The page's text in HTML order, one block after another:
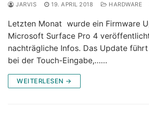
JARVIS 19. APRIL 2018 HARDWARE
Letzten Monat wurde ein Firmware
Microsoft Surface Pro 4
nachträgliche Infos. Das Update
bei der Touch-Eingabe,……
WEITERLESEN →